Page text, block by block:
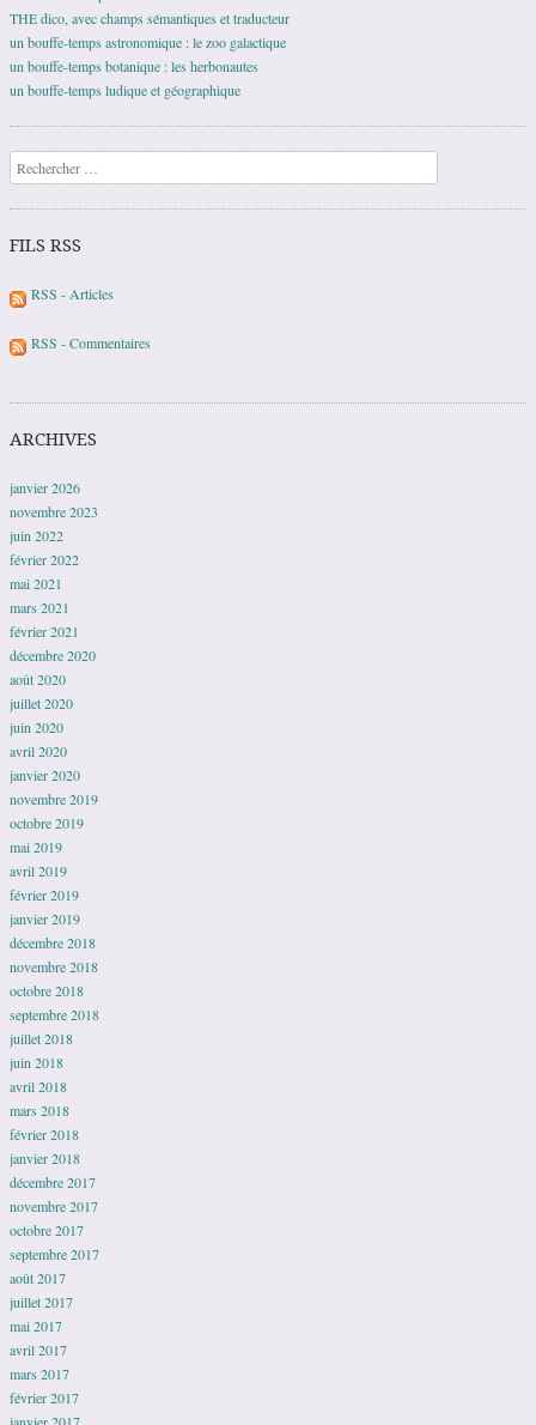
THE dico, avec champs sémantiques et traducteur
un bouffe-temps astronomique : le zoo galactique
un bouffe-temps botanique : les herbonautes
un bouffe-temps ludique et géographique
Recherche
FILS RSS
RSS - Articles
RSS - Commentaires
ARCHIVES
janvier 2026
novembre 2023
juin 2022
février 2022
mai 2021
mars 2021
février 2021
décembre 2020
août 2020
juillet 2020
juin 2020
avril 2020
janvier 2020
novembre 2019
octobre 2019
mai 2019
avril 2019
février 2019
janvier 2019
décembre 2018
novembre 2018
octobre 2018
septembre 2018
juillet 2018
juin 2018
avril 2018
mars 2018
février 2018
janvier 2018
décembre 2017
novembre 2017
octobre 2017
septembre 2017
août 2017
juillet 2017
mai 2017
avril 2017
mars 2017
février 2017